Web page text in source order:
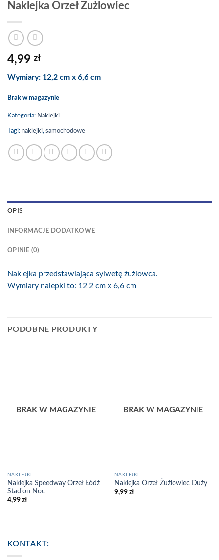
Naklejka Orzeł Żużlowiec
4,99 zł
Wymiary: 12,2 cm x 6,6 cm
Brak w magazynie
Kategoria: Naklejki
Tagi: naklejki, samochodowe
OPIS
INFORMACJE DODATKOWE
OPINIE (0)
Naklejka przedstawiająca sylwetę żużlowca.
Wymiary nalepki to: 12,2 cm x 6,6 cm
PODOBNE PRODUKTY
BRAK W MAGAZYNIE
NAKLEJKI
Naklejka Speedway Orzeł Łódź
Stadion Noc
4,99 zł
BRAK W MAGAZYNIE
NAKLEJKI
Naklejka Orzeł Żużlowiec Duży
9,99 zł
KONTAKT: